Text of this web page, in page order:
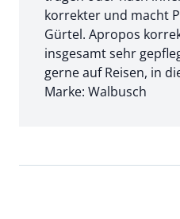
korrekter und macht
Gürtel. Apropos
insgesamt sehr
gerne auf Reisen, in
Marke: Walbusch